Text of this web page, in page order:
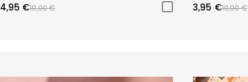
4,95 €10,00 € 3,95 €10,00 €